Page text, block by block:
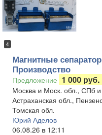
4
Магнитные
Производство
Предложение 1 000 руб.
Москва и Моск. обл., СПб и
Астраханская обл.,
Томская обл.
Юрий Аделов
06.08.26 в 12:11